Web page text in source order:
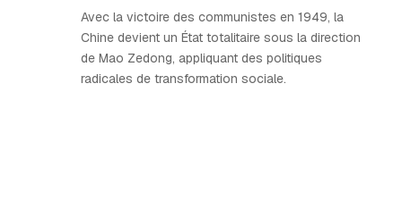
Avec la victoire des communistes en 1949, la
Chine devient un État totalitaire sous la direction
de Mao Zedong, appliquant des politiques
radicales de transformation sociale.